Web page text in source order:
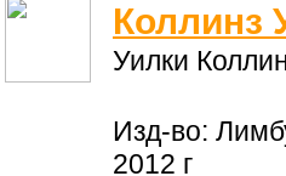
Коллинз
Уилки
Изд-во:
2012 г